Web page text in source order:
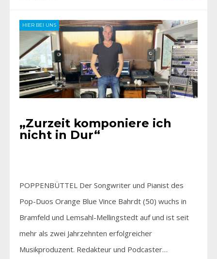
HIER BEI UNS
„Zurzeit komponiere ich
nicht in Dur“
POPPENBÜTTEL Der Songwriter und Pianist des
Pop-Duos Orange Blue Vince Bahrdt (50) wuchs in
Bramfeld und Lemsahl-Mellingstedt auf und ist seit
mehr als zwei Jahrzehnten erfolgreicher
Musikproduzent. Redakteur und Podcaster…